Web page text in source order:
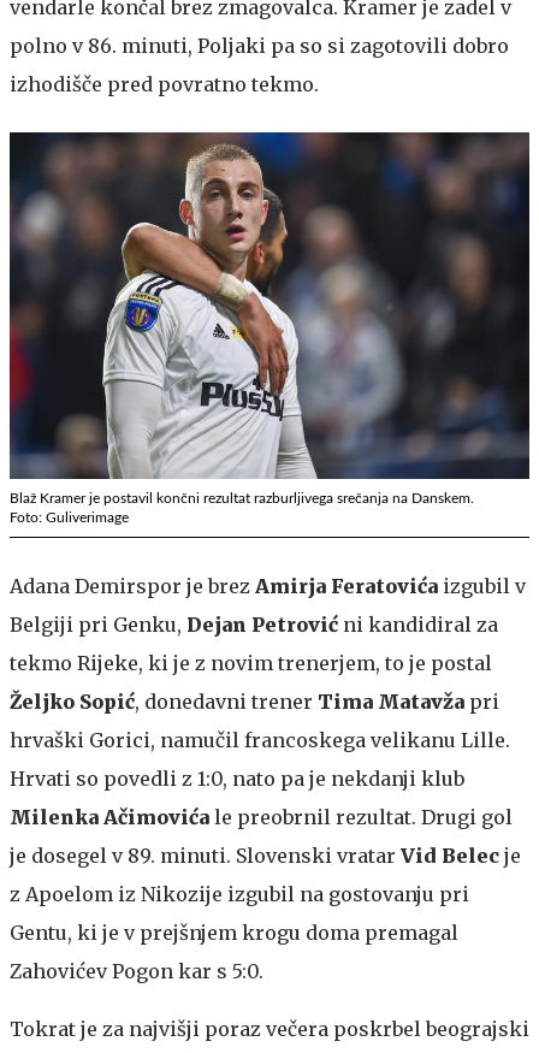
vendarle končal brez zmagovalca. Kramer je zadel v
polno v 86. minuti, Poljaki pa so si zagotovili dobro
izhodišče pred povratno tekmo.
Blaž Kramer je postavil končni rezultat razburljivega srečanja na Danskem.
Foto: Guliverimage
Adana Demirspor je brez Amirja Feratovića izgubil v
Belgiji pri Genku, Dejan Petrović ni kandidiral za
tekmo Rijeke, ki je z novim trenerjem, to je postal
Željko Sopić, donedavni trener Tima Matavža pri
hrvaški Gorici, namučil francoskega velikanu Lille.
Hrvati so povedli z 1:0, nato pa je nekdanji klub
Milenka Ačimovića le preobrnil rezultat. Drugi gol
je dosegel v 89. minuti. Slovenski vratar Vid Belec je
z Apoelom iz Nikozije izgubil na gostovanju pri
Gentu, ki je v prejšnjem krogu doma premagal
Zahovićev Pogon kar s 5:0.
Tokrat je za najvišji poraz večera poskrbel beograjski